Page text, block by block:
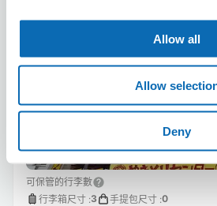
Allow all
Allow
Deny
00:00〜00:00
可保管的行李數
行李箱尺寸 :3 手提包尺寸 :0